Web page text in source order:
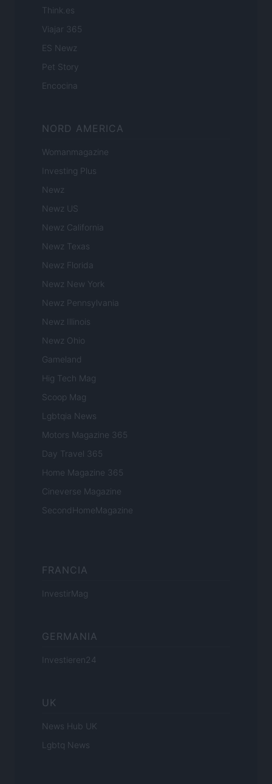
Think.es
Viajar 365
ES Newz
Pet Story
Encocina
NORD AMERICA
Womanmagazine
Investing Plus
Newz
Newz US
Newz California
Newz Texas
Newz Florida
Newz New York
Newz Pennsylvania
Newz Illinois
Newz Ohio
Gameland
Hig Tech Mag
Scoop Mag
Lgbtqia News
Motors Magazine 365
Day Travel 365
Home Magazine 365
Cineverse Magazine
SecondHomeMagazine
FRANCIA
InvestirMag
GERMANIA
Investieren24
UK
News Hub UK
Lgbtq News